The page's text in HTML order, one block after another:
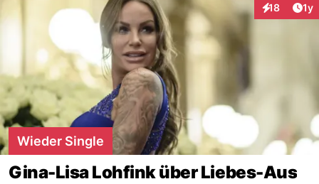
18 1y
Wieder Single
Gina-Lisa Lohfink über Liebes-Aus